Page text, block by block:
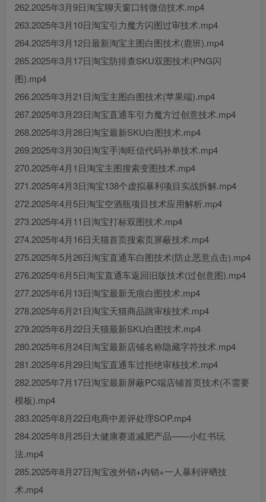
262.2025年3月9日淘宝聊天窗口转微信技术.mp4
263.2025年3月10日淘宝引力魔方闪图过审技术.mp4
264.2025年3月12日最新淘宝主图白图技术(鹿班).mp4
265.2025年3月17日淘宝防排查SKU双图技术(PNG闪
图).mp4
266.2025年3月21日淘宝主图白图技术(苹果端).mp4
267.2025年3月23日淘宝直通车引力魔方过创意技术.mp4
268.2025年3月28日淘宝最新SKU白图技术.mp4
269.2025年3月30日淘宝手淘旺信代码补单技术.mp4
270.2025年4月1日淘宝主图搜索变图技术.mp4
271.2025年4月3日淘宝138个虚拟暴利项目实战拆解.mp4
272.2025年4月5日淘宝空酒瓶项目技术应用解析.mp4
273.2025年4月11日淘宝打标双图技术.mp4
274.2025年4月16日天猫首页搜索页屏蔽技术.mp4
275.2025年5月26日淘宝直通车白图技术(防止恶意点击).mp4
276.2025年6月5日淘宝直通车返回旧版技术(过创意图).mp4
277.2025年6月13日淘宝最新无痕白图技术.mp4
278.2025年6月21日淘宝天猫商品跳审核技术.mp4
279.2025年6月22日天猫最新SKU白图技术.mp4
280.2025年6月24日淘宝最新店铺名称隐藏字符技术.mp4
281.2025年6月29日淘宝直通车过拒绝审核技术.mp4
282.2025年7月17日淘宝最新屏蔽PC端店铺首页技术(不需要
模板).mp4
283.2025年8月22日电商中差评处理SOP.mp4
284.2025年8月25日大健康赛道减肥产品——小红书玩
法.mp4
285.2025年8月27日淘宝改外销+内销+一人暴利评晒技
术.mp4